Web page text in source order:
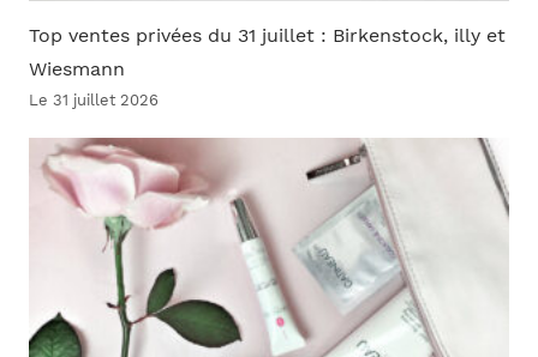
Top ventes privées du 31 juillet : Birkenstock, illy et
Wiesmann
Le 31 juillet 2026